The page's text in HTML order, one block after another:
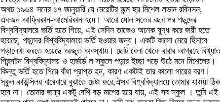
অথচ ১৯৬৪ সনের ১৭ জানুয়ারি যে মেয়েটির জন্ম হয় মিশেল লভান রবিনসন,
একজন আফ্রিকান-আমেরিকান হয়ে। আরো ষোল সতের বছর পর পছন্দের
বিশ্ববিদ্যালয়ে ভর্তি হতে গিয়ে, এই সেদিন তাকেও অনেক যুদ্ধ করে জয়ী হতে
হয়েছে, পছন্দের বিশ্ববিদ্যালয়ে ভর্তি হওয়ার জন্য। একটি কালো মেয়ে হিসাবে
পড়ালেখা করতে হয়েছে অচ্ছুত অবস্থায়। ছোট বেলা থেকে বাবার আগ্রহে বিখ্যাত
প্রিন্সটন বিশ্ববিদ্যালয় ও হার্ভার্ড ল স্কুলে পড়ার ইচ্ছা গড়ে উঠে মনে মিশেলের।
কিন্তু ভর্তি হতে গিয়ে বাঁধা প্রাপ্ত হন, কারণ একটাই তার কালো গায়ের বরণ।
স্কুল কাউন্সিলর বারেবারে বুঝাতে চেষ্টা করে,ঐসব বিশ্ববিদ্যালয়ে তোমার যাওয়া ঠিক
হবে না। তোমার জন্য একটু বেশি বড় মাপের হয়ে যায়, এই সব স্কুল । তুমি এই